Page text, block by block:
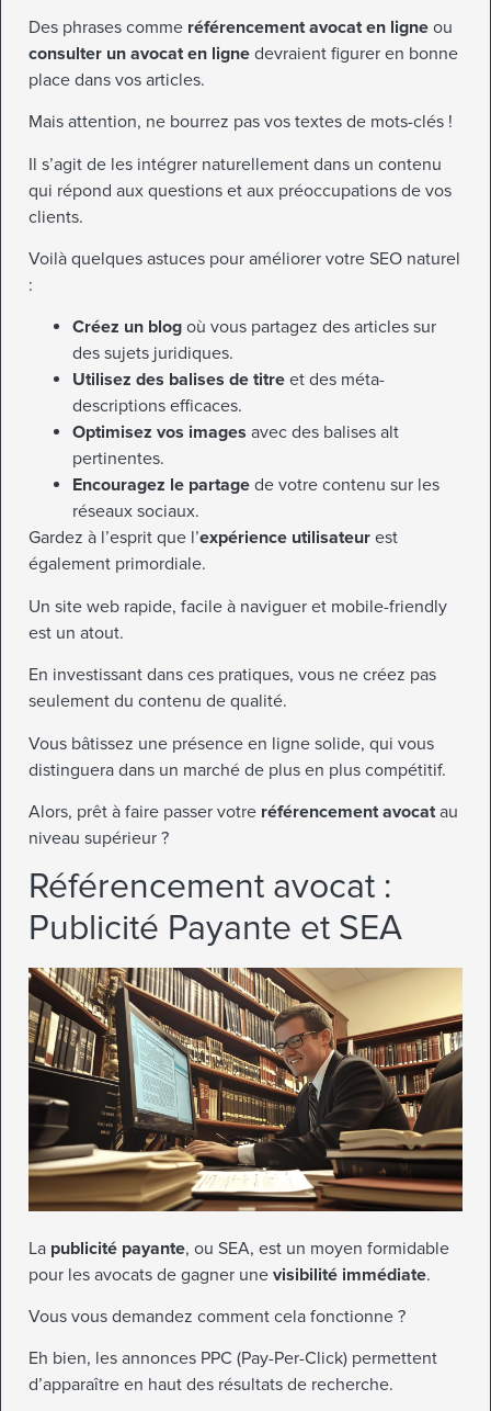
Des phrases comme référencement avocat en ligne ou
consulter un avocat en ligne devraient figurer en bonne
place dans vos articles.
Mais attention, ne bourrez pas vos textes de mots-clés !
Il s’agit de les intégrer naturellement dans un contenu
qui répond aux questions et aux préoccupations de vos
clients.
Voilà quelques astuces pour améliorer votre SEO naturel
:
Créez un blog où vous partagez des articles sur
des sujets juridiques.
Utilisez des balises de titre et des méta-
descriptions efficaces.
Optimisez vos images avec des balises alt
pertinentes.
Encouragez le partage de votre contenu sur les
réseaux sociaux.
Gardez à l’esprit que l’expérience utilisateur est
également primordiale.
Un site web rapide, facile à naviguer et mobile-friendly
est un atout.
En investissant dans ces pratiques, vous ne créez pas
seulement du contenu de qualité.
Vous bâtissez une présence en ligne solide, qui vous
distinguera dans un marché de plus en plus compétitif.
Alors, prêt à faire passer votre référencement avocatau
niveau supérieur ?
Référencement avocat :
Publicité Payante et SEA
La publicité payante, ou SEA, est un moyen formidable
pour les avocats de gagner une visibilité immédiate.
Vous vous demandez comment cela fonctionne ?
Eh bien, les annonces PPC (Pay-Per-Click) permettent
d’apparaître en haut des résultats de recherche.